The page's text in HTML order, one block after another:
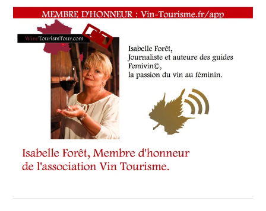
TOURISM
TOUR
WINE
TOURISM
TOURSIM-
FAME